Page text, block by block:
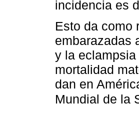
incidencia es
Esto da como
embarazadas
y la
mortalidad
dan en
Mundial de la